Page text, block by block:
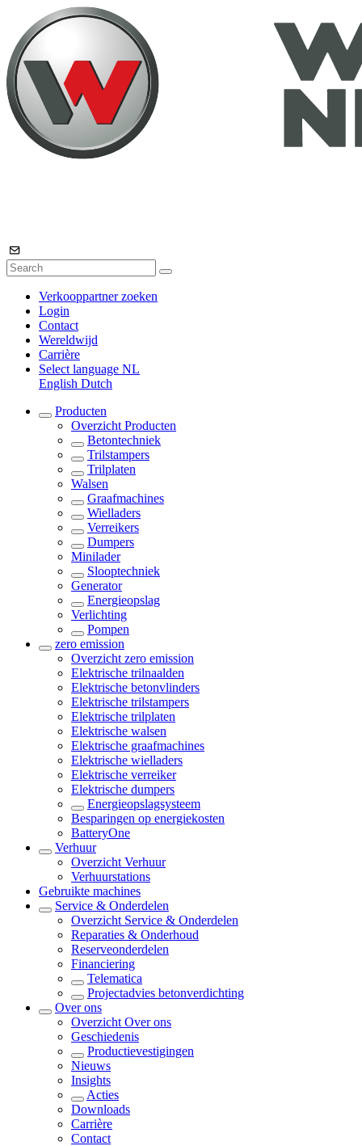
Verkooppartner zoeken
Login
Contact
Wereldwijd
Carrière
Select language NL
English Dutch
Producten
Overzicht Producten
Betontechniek
Trilstampers
Trilplaten
Walsen
Graafmachines
Wielladers
Verreikers
Dumpers
Minilader
Slooptechniek
Generator
Energieopslag
Verlichting
Pompen
zero emission
Overzicht zero emission
Elektrische trilnaalden
Elektrische betonvlinders
Elektrische trilstampers
Elektrische trilplaten
Elektrische walsen
Elektrische graafmachines
Elektrische wielladers
Elektrische verreiker
Elektrische dumpers
Energieopslagsysteem
Besparingen op energiekosten
BatteryOne
Verhuur
Overzicht Verhuur
Verhuurstations
Gebruikte machines
Service & Onderdelen
Overzicht Service & Onderdelen
Reparaties & Onderhoud
Reserveonderdelen
Financiering
Telematica
Projectadvies betonverdichting
Over ons
Overzicht Over ons
Geschiedenis
Productievestigingen
Nieuws
Insights
Acties
Downloads
Carrière
Contact